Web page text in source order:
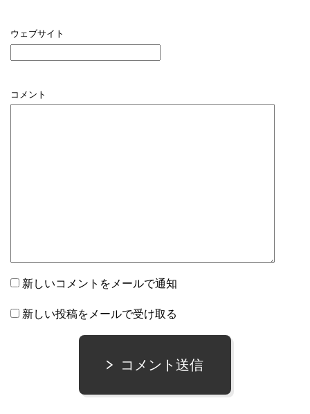
ウェブサイト
コメント
新しいコメントをメールで通知
新しい投稿をメールで受け取る
コメント送信